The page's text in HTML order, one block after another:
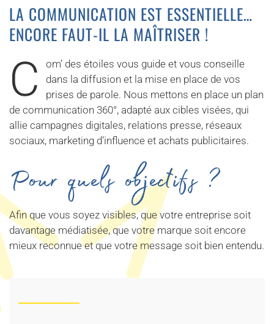
LA COMMUNICATION EST ESSENTIELLE…
ENCORE FAUT-IL LA MAÎTRISER !
C
om’ des étoiles vous guide et vous conseille
dans la diffusion et la mise en place de vos
prises de parole. Nous mettons en place un plan
de communication 360°, adapté aux cibles visées, qui
allie campagnes digitales, relations presse, réseaux
sociaux, marketing d’influence et achats publicitaires.
Pour quels objectifs ?
Afin que vous soyez visibles, que votre entreprise soit
davantage médiatisée, que votre marque soit encore
mieux reconnue et que votre message soit bien entendu.